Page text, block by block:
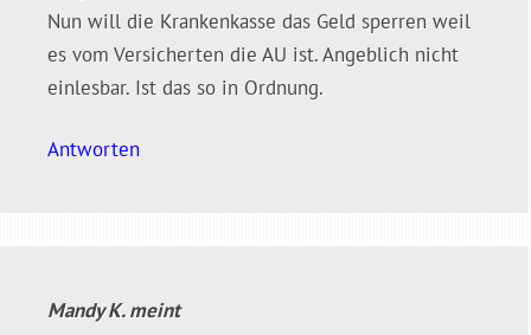
Nun will die Krankenkasse das Geld sperren weil
es vom Versicherten die AU ist. Angeblich nicht
einlesbar. Ist das so in Ordnung.
Antworten
Mandy K.meint